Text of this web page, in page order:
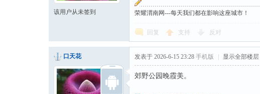
该用户从未签到 荣耀渭南网---每天我们都在影响这座城市！
回复 支持 反对
口天花 发表于 2026-6-15 23:28 手机版 显示全部楼层
郊野公园晚霞美。